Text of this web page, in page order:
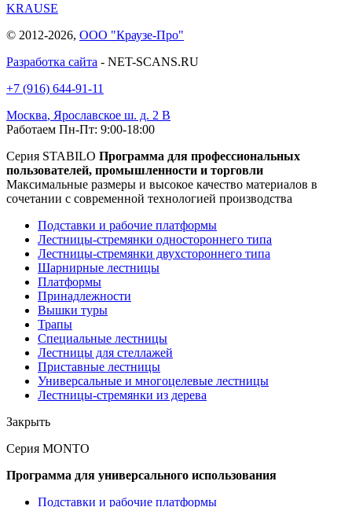
KRAUSE
© 2012-2026, ООО "Краузе-Про"
Разработка сайта - NET-SCANS.RU
+7 (916) 644-91-11
Москва, Ярославское ш. д. 2 В
Работаем Пн-Пт: 9:00-18:00
Серия STABILO Программа для профессиональных
пользователей, промышленности и торговли
Максимальные размеры и высокое качество материалов в
сочетании с современной технологией производства
Подставки и рабочие платформы
Лестницы-стремянки одностороннего типа
Лестницы-стремянки двухстороннего типа
Шарнирные лестницы
Платформы
Принадлежности
Вышки туры
Трапы
Специальные лестницы
Лестницы для стеллажей
Приставные лестницы
Универсальные и многоцелевые лестницы
Лестницы-стремянки из дерева
Закрыть
Серия MONTO
Программа для универсального использования
Подставки и рабочие платформы